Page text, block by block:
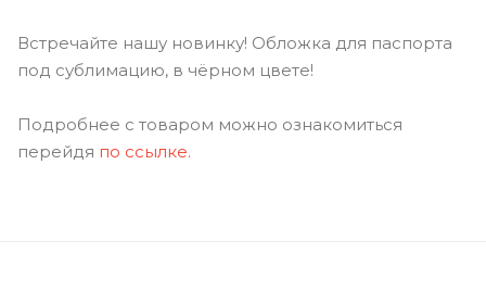
Встречайте нашу новинку! Обложка для паспорта
под сублимацию, в чёрном цвете!
Подробнее с товаром можно ознакомиться
перейдя по ссылке.